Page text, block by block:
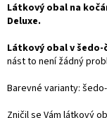
Látkový obal na
Deluxe.
Látkový obal v šedo-
nást to není žádný
Barevné varianty: